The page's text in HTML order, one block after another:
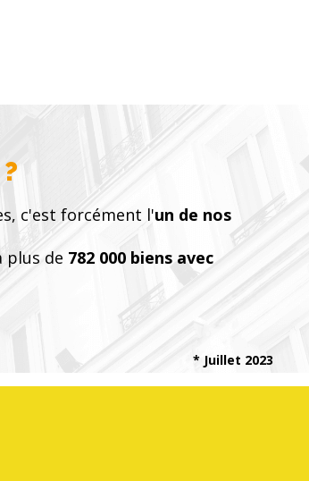
c'est forcément l'un de nos
plus de 782 000 biens avec
* Juillet 2023